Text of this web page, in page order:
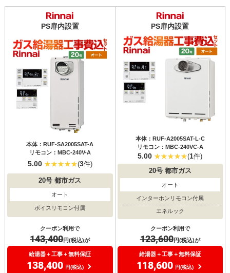
PS扉内設置
本体：RUF-SA2005SAT-A
リモコン：MBC-240V-A
5.00 (3件)
20号 都市ガス
オート
ボイスリモコン付属
クーポン利用で
143,400円(税込)が
給湯器＋工事＋無料保証
138,400 円(税込)
PS扉内設置
本体：RUF-A2005SAT-L-C
リモコン：MBC-240VC-A
5.00 (1件)
20号都市ガス
オート
インターホンリモコン付属
エネルック
クーポン利用で
123,600円(税込)が
給湯器＋工事＋無料保証
118,600 円(税込)